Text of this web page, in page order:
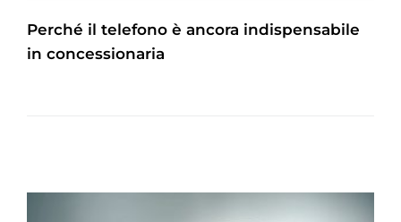
Perché il telefono è ancora indispensabile
in concessionaria